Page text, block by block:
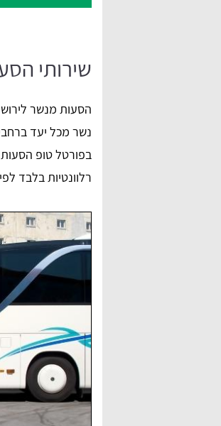
שירותי
הסעות מנשר
נשר מכל יעד
בפורטל טופ
רלוונטיות בלבד